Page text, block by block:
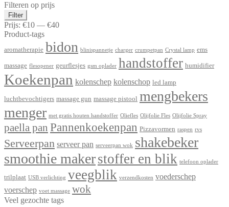
Filteren op prijs
Min.
prijs
Max.
prijs
Filter
Prijs: €10 — €40
Product-tags
aromatherapie bidon blinispannetje charger crumpetpan Crystal lamp ems
massage flesopener geurflesjes gsm oplader handstoffer humidifier
Koekenpan kolenschep kolenschop led lamp
luchtbevochtigers massage gun massage pistool mengbekers
menger met gratis houten handstoffer Oliefles Olijfolie Fles Olijfolie Spray
paella pan Pannenkoekenpan Pizzavormen raspen rvs
Serveerpan serveer pan serveerpan wok shakebeker
smoothie makerstoffer en blik telefoon oplader
trilplaat USB verlichting veegblik verzendkosten voederschep
voerschep voet massage wok
Veel gezochte tags